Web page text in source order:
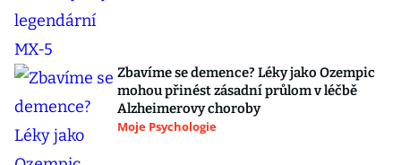
Zbavíme se demence? Léky jako Ozempic
mohou přinést zásadní průlom v léčbě
Alzheimerovy choroby
Moje Psychologie